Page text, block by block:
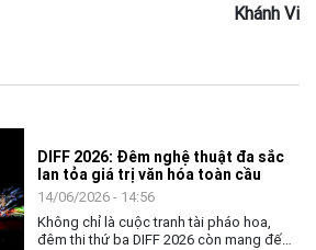
Khánh Vi
DIFF 2026: Đêm nghệ thuật đa sắc
lan tỏa giá trị văn hóa toàn cầu
14/06/2026 - 14:56
Không chỉ là cuộc tranh tài pháo hoa,
đêm thi thứ ba DIFF 2026 còn mang đến